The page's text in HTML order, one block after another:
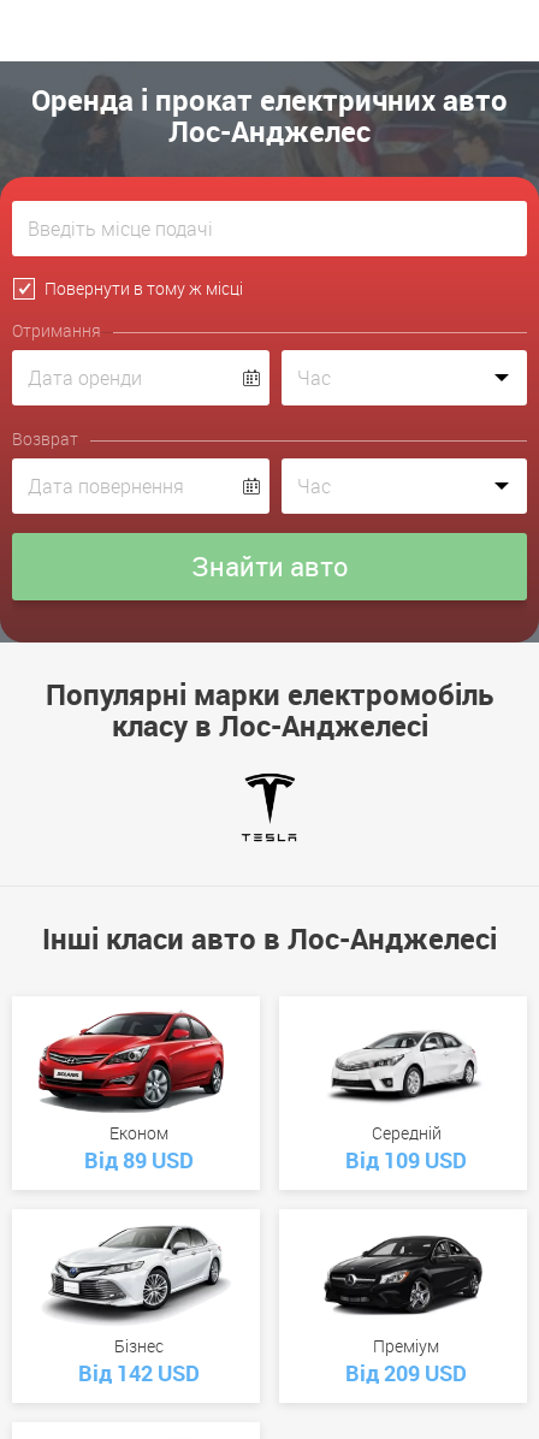
Оренда і прокат електричних авто
Лос-Анджелес
Повернути в тому ж місці
Отримання
Возврат
Популярні марки електромобіль
класу в Лос-Анджелесі
Інші класи авто в Лос-Анджелесі
Економ
Від 89 USD
Середній
Від 109 USD
Бізнес
Від 142 USD
Преміум
Від 209 USD